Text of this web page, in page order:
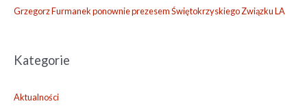
Grzegorz Furmanek ponownie prezesem Świętokrzyskiego Związku LA
Kategorie
Aktualności